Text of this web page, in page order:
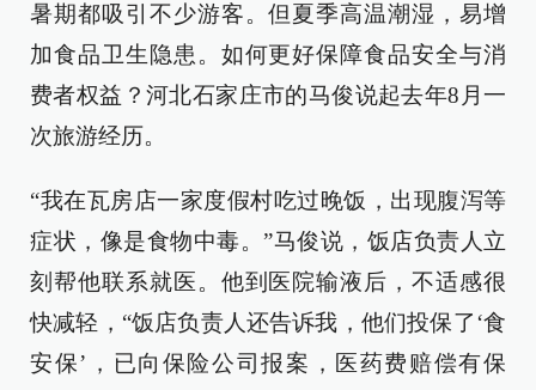
暑期都吸引不少游客。但夏季高温潮湿，易增
加食品卫生隐患。如何更好保障食品安全与消
费者权益？河北石家庄市的马俊说起去年8月一
次旅游经历。
“我在瓦房店一家度假村吃过晚饭，出现腹泻等
症状，像是食物中毒。”马俊说，饭店负责人立
刻帮他联系就医。他到医院输液后，不适感很
快减轻，“饭店负责人还告诉我，他们投保了‘食
安保’，已向保险公司报案，医药费赔偿有保